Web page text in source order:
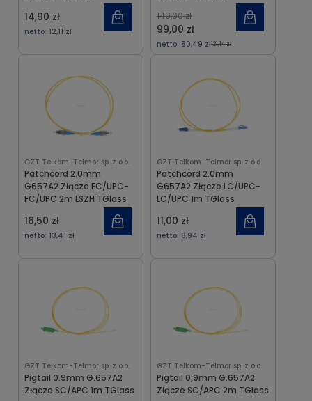
14,90 zł
netto: 12,11 zł 99,00 zł
149,00 zł
netto: 80,49 zł121,14 zł
GZT Telkom-Telmor sp. z o.o.
Patchcord 2.0mm
G657A2 Złącze FC/UPC-
FC/UPC 2m LSZH TGlass
16,50 zł
netto: 13,41 zł
GZT Telkom-Telmor sp. z o.o.
Patchcord 2.0mm
G657A2 Złącze LC/UPC-
LC/UPC 1m TGlass
11,00 zł
netto: 8,94 zł
GZT Telkom-Telmor sp. z o.o.
Pigtail 0.9mm G.657A2
Złącze SC/APC 1m TGlass
GZT Telkom-Telmor sp. z o.o.
Pigtail 0,9mm G.657A2
Złącze SC/APC 2m TGlass